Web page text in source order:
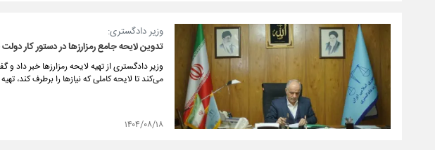
وزیر دادگستری:
تدوین لایحه جامع رمزارزها در دستور کار
وزیر دادگستری از تهیه لایحه رمزارزها خبر
می‌کند تا لایحه کاملی که نیازها را برطرف کند،
۱۴۰۴/۰۸/۱۸